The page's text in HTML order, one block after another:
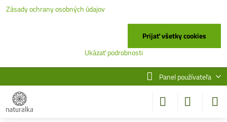
Panel používateľa
Zásady ochrany osobných údajov
Ukázať podrobnosti
Prijať všetky cookies